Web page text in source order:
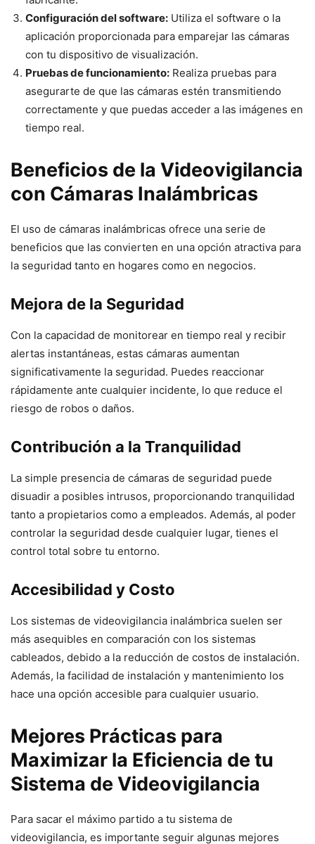
Configuración del software: Utiliza el software o la
aplicación proporcionada para emparejar las cámaras
con tu dispositivo de visualización.
Pruebas de funcionamiento: Realiza pruebas para
asegurarte de que las cámaras estén transmitiendo
correctamente y que puedas acceder a las imágenes en
tiempo real.
Beneficios de la Videovigilancia
con Cámaras Inalámbricas
El uso de cámaras inalámbricas ofrece una serie de
beneficios que las convierten en una opción atractiva para
la seguridad tanto en hogares como en negocios.
Mejora de la Seguridad
Con la capacidad de monitorear en tiempo real y recibir
alertas instantáneas, estas cámaras aumentan
significativamente la seguridad. Puedes reaccionar
rápidamente ante cualquier incidente, lo que reduce el
riesgo de robos o daños.
Contribución a la Tranquilidad
La simple presencia de cámaras de seguridad puede
disuadir a posibles intrusos, proporcionando tranquilidad
tanto a propietarios como a empleados. Además, al poder
controlar la seguridad desde cualquier lugar, tienes el
control total sobre tu entorno.
Accesibilidad y Costo
Los sistemas de videovigilancia inalámbrica suelen ser
más asequibles en comparación con los sistemas
cableados, debido a la reducción de costos de instalación.
Además, la facilidad de instalación y mantenimiento los
hace una opción accesible para cualquier usuario.
Mejores Prácticas para
Maximizar la Eficiencia de tu
Sistema de Videovigilancia
Para sacar el máximo partido a tu sistema de
videovigilancia, es importante seguir algunas mejores